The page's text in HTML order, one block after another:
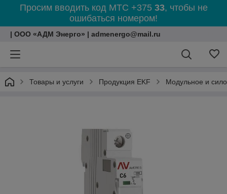
Просим вводить код МТС +375 33, чтобы не
ошибаться номером!
| ООО «АДМ Энерго» | admenergo@mail.ru
Товары и услуги Продукция EKF Модульное и